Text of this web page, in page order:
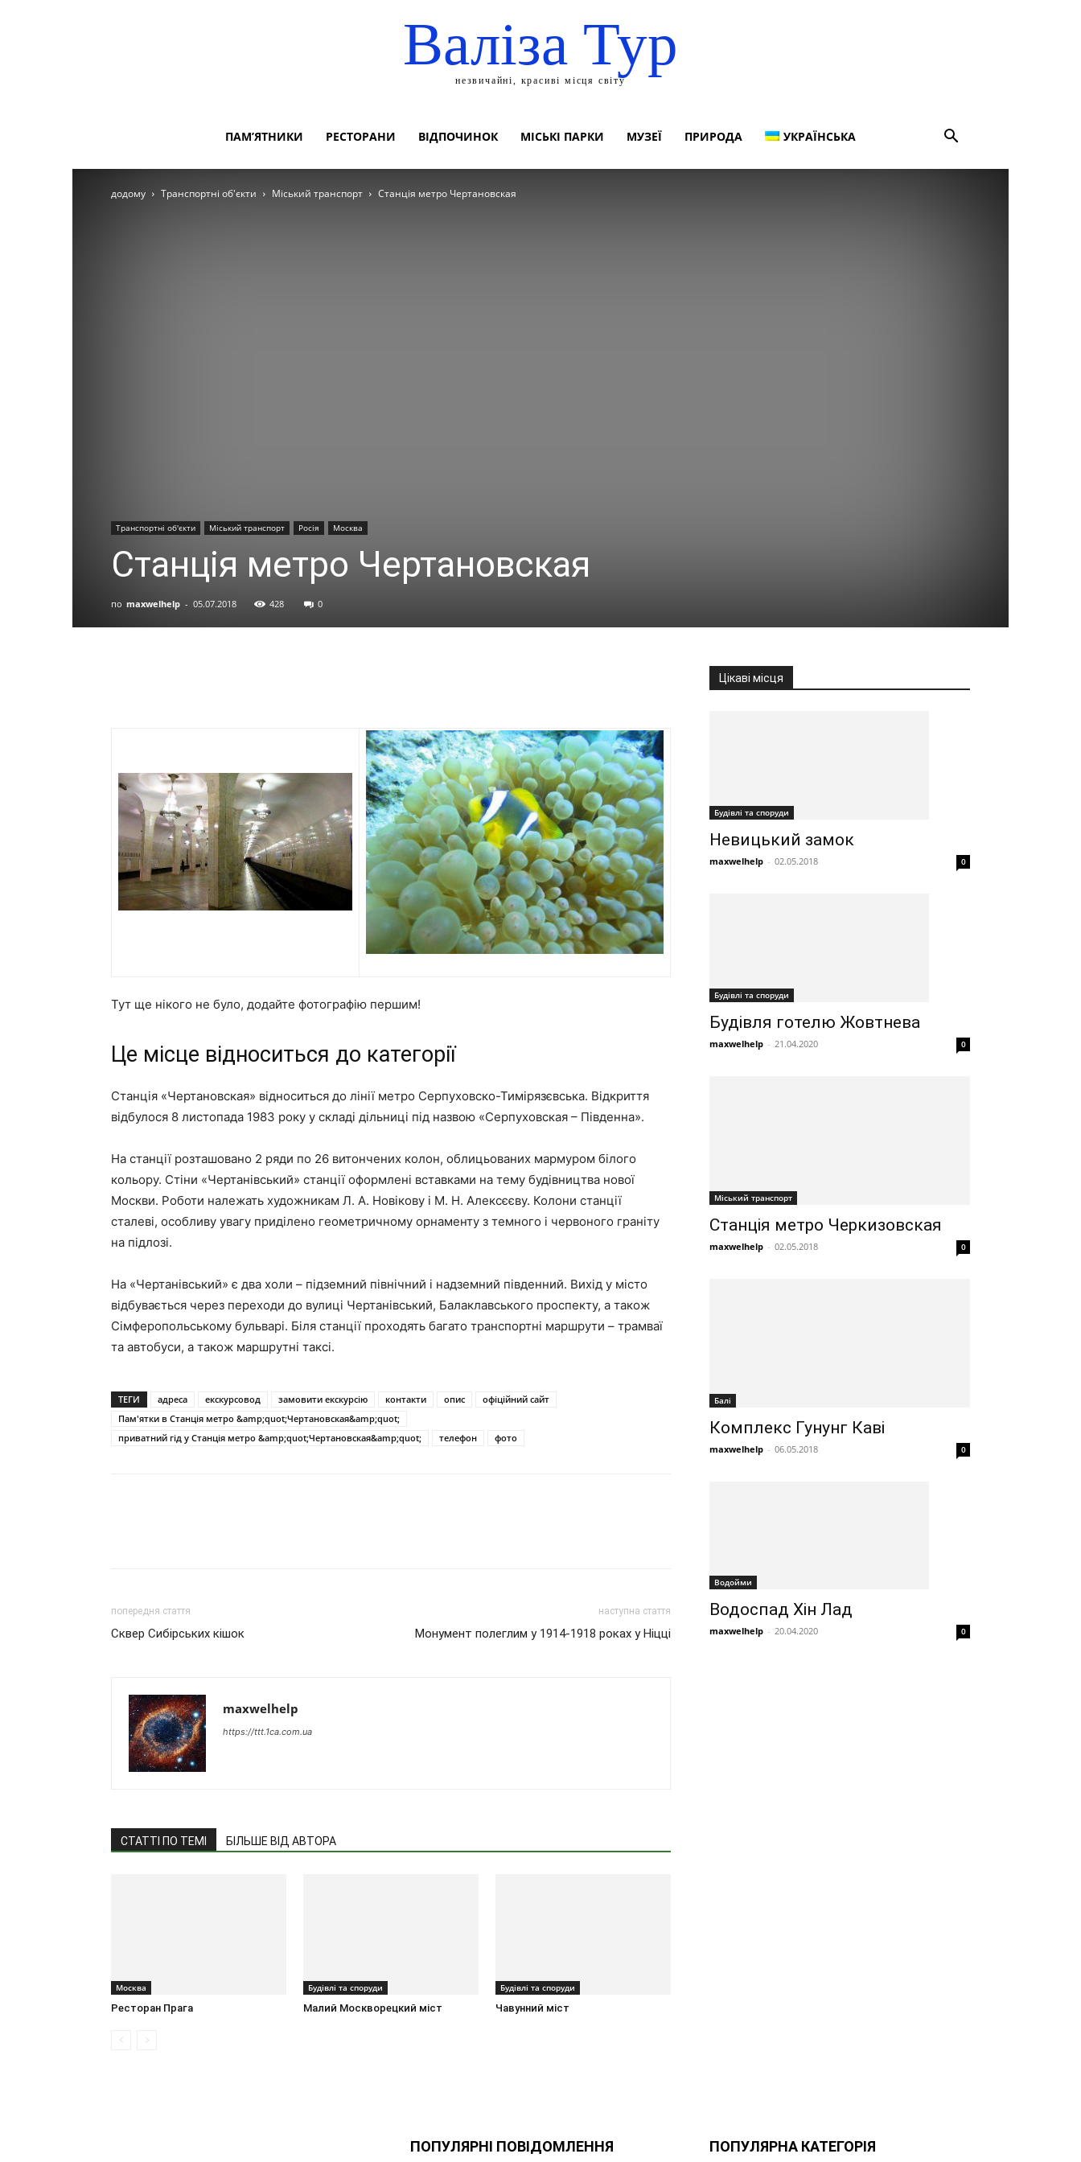
Валіза Тур
незвичайні, красиві місця світу
ПАМ’ЯТНИКИ РЕСТОРАНИ ВІДПОЧИНОК МІСЬКІ ПАРКИ МУЗЕЇ ПРИРОДА УКРАЇНСЬКА
додому Транспортні об'єкти Міський транспорт Станція метро Чертановская
Транспортні об'єкти Міський транспорт Росія Москва
Станція метро Чертановская
по maxwelhelp - 05.07.2018 428 0
Тут ще нікого не було, додайте фотографію першим!
Це місце відноситься до категорії
Станція «Чертановская» відноситься до лінії метро Серпуховско-Тимірязєвська. Відкриття
відбулося 8 листопада 1983 року у складі дільниці під назвою «Серпуховская – Південна».
На станції розташовано 2 ряди по 26 витончених колон, облицьованих мармуром білого
кольору. Стіни «Чертанівський» станції оформлені вставками на тему будівництва нової
Москви. Роботи належать художникам Л. А. Новікову і М. Н. Алексєєву. Колони станції
сталеві, особливу увагу приділено геометричному орнаменту з темного і червоного граніту
на підлозі.
На «Чертанівський» є два холи – підземний північний і надземний південний. Вихід у місто
відбувається через переходи до вулиці Чертанівський, Балаклавського проспекту, а також
Сімферопольському бульварі. Біля станції проходять багато транспортні маршрути – трамваї
та автобуси, а також маршрутні таксі.
ТЕГИ адреса екскурсовод замовити екскурсію контакти опис
офіційний сайт
Пам'ятки в Станція метро &amp;quot;Чертановская&amp;quot;
приватний гід у Станція метро &amp;quot;Чертановская&amp;quot;
телефон фото
попередня стаття
Сквер Сибірських кішок
наступна стаття
Монумент полеглим у 1914-1918 роках у Ніцці
maxwelhelp
https://ttt.1ca.com.ua
СТАТТІ ПО ТЕМІ БІЛЬШЕ ВІД АВТОРА
Москва
Ресторан Прага
Будівлі та споруди
Малий Москворецкий міст
Будівлі та споруди
Чавунний міст
Цікаві місця
Будівлі та споруди
Невицький замок
maxwelhelp - 02.05.2018 0
Будівлі та споруди
Будівля готелю Жовтнева
maxwelhelp - 21.04.2020 0
Міський транспорт
Станція метро Черкизовская
maxwelhelp - 02.05.2018 0
Балі
Комплекс Гунунг Каві
maxwelhelp - 06.05.2018 0
Водойми
Водоспад Хін Лад
maxwelhelp - 20.04.2020 0
ПОПУЛЯРНІ ПОВІДОМЛЕННЯ ПОПУЛЯРНА КАТЕГОРІЯ